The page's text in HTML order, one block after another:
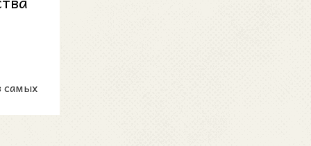
самых